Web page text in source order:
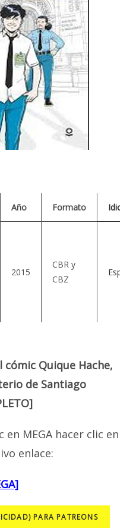
Año Formato
2015
CBR y
CBZ
Quique Hache,
de Santiago
en MEGA hacer clic en
enlace:
PARA PATREONS